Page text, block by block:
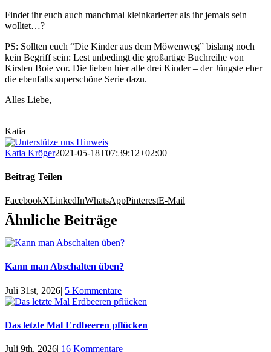
Findet ihr euch auch manchmal kleinkarierter als ihr jemals sein
wolltet…?
PS: Sollten euch “Die Kinder aus dem Möwenweg” bislang noch
kein Begriff sein: Lest unbedingt die großartige Buchreihe von
Kirsten Boie vor. Die lieben hier alle drei Kinder – der Jüngste eher
die ebenfalls superschöne Serie dazu.
Alles Liebe,
Katia
Katia Kröger2021-05-18T07:39:12+02:00
Beitrag Teilen
FacebookXLinkedInWhatsAppPinterestE-Mail
Ähnliche Beiträge
Kann man Abschalten üben?
Juli 31st, 2026| 5 Kommentare
Das letzte Mal Erdbeeren pflücken
Juli 9th, 2026| 16 Kommentare